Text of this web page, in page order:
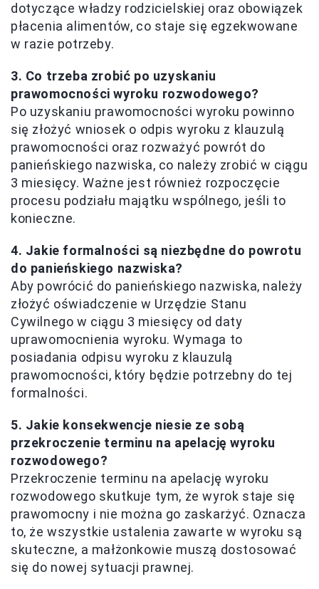
dotyczące władzy rodzicielskiej oraz obowiązek
płacenia alimentów, co staje się egzekwowane
w razie potrzeby.
3. Co trzeba zrobić po uzyskaniu
prawomocności wyroku rozwodowego?
Po uzyskaniu prawomocności wyroku powinno
się złożyć wniosek o odpis wyroku z klauzulą
prawomocności oraz rozważyć powrót do
panieńskiego nazwiska, co należy zrobić w ciągu
3 miesięcy. Ważne jest również rozpoczęcie
procesu podziału majątku wspólnego, jeśli to
konieczne.
4. Jakie formalności są niezbędne do powrotu
do panieńskiego nazwiska?
Aby powrócić do panieńskiego nazwiska, należy
złożyć oświadczenie w Urzędzie Stanu
Cywilnego w ciągu 3 miesięcy od daty
uprawomocnienia wyroku. Wymaga to
posiadania odpisu wyroku z klauzulą
prawomocności, który będzie potrzebny do tej
formalności.
5. Jakie konsekwencje niesie ze sobą
przekroczenie terminu na apelację wyroku
rozwodowego?
Przekroczenie terminu na apelację wyroku
rozwodowego skutkuje tym, że wyrok staje się
prawomocny i nie można go zaskarżyć. Oznacza
to, że wszystkie ustalenia zawarte w wyroku są
skuteczne, a małżonkowie muszą dostosować
się do nowej sytuacji prawnej.